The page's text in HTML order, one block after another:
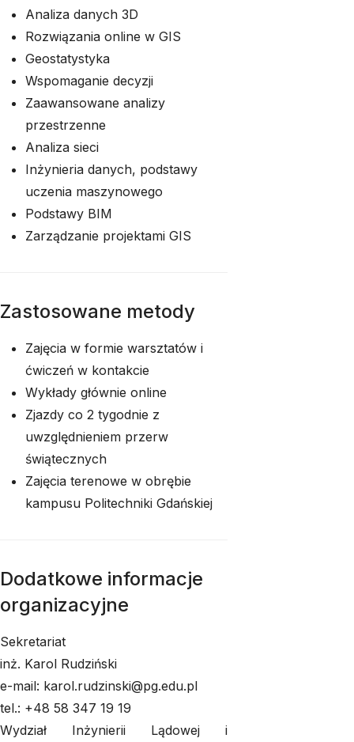
Analiza danych 3D
Rozwiązania online w GIS
Geostatystyka
Wspomaganie decyzji
Zaawansowane analizy
przestrzenne
Analiza sieci
Inżynieria danych, podstawy
uczenia maszynowego
Podstawy BIM
Zarządzanie projektami GIS
Zastosowane metody
Zajęcia w formie warsztatów i
ćwiczeń w kontakcie
Wykłady głównie online
Zjazdy co 2 tygodnie z
uwzględnieniem przerw
świątecznych
Zajęcia terenowe w obrębie
kampusu Politechniki Gdańskiej
Dodatkowe informacje
organizacyjne
Sekretariat
inż. Karol Rudziński
e-mail: karol.rudzinski@pg.edu.pl
tel.: +48 58 347 19 19
Wydział Inżynierii Lądowej i